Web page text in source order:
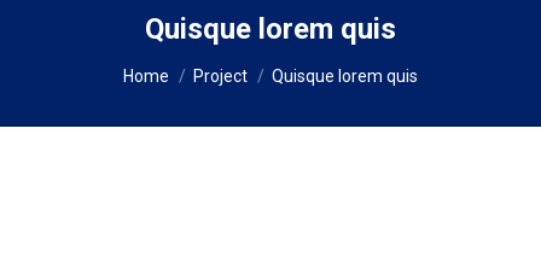
Quisque lorem quis
You are here:
Home Project Quisque lorem quis